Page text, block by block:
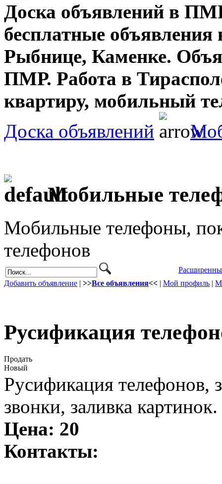
Доска объявлений в
бесплатные объявления
Рыбнице, Каменке.
ПМР. Работа в
квартиру, мобильный
Доска объявлений
Мобильные
Мобильные телефоны,
телефонов
Добавить объявление | >>Все объявления<< | Мой профиль |
Русификация
Продать
Новый
Русификация телефонов,
звонки, заливка картинок.
Цена: 20
Контакты: